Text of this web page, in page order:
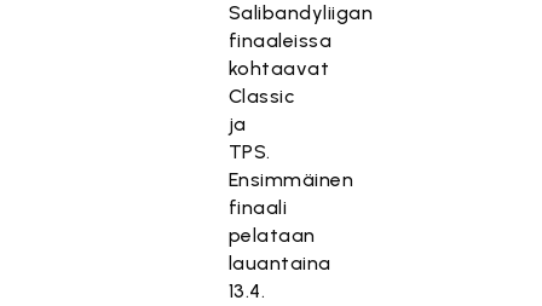
Salibandyliigan
finaaleissa
kohtaavat
Classic
ja
TPS.
Ensimmäinen
finaali
pelataan
lauantaina
13.4.